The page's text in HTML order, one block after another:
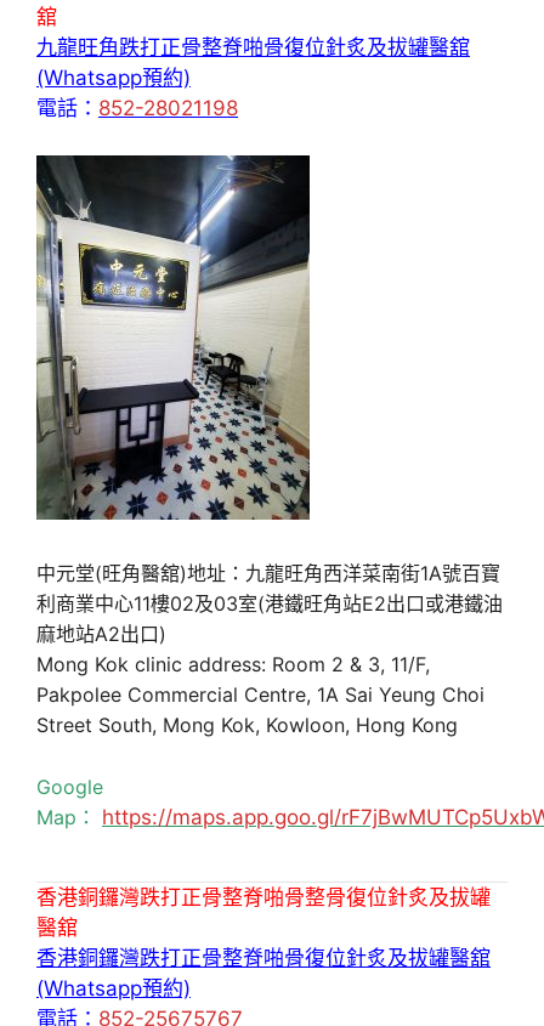
舘
九龍旺角跌打正骨整脊啪骨復位針炙及拔罐醫舘
(Whatsapp預約)
電話： 852-28021198
中元堂(旺角醫舘)地址：九龍旺角西洋菜南街1A號百寶
利商業中心11樓02及03室(港鐵旺角站E2出口或港鐵油
麻地站A2出口)
Mong Kok clinic address: Room 2 & 3, 11/F,
Pakpolee Commercial Centre, 1A Sai Yeung Choi
Street South, Mong Kok, Kowloon, Hong Kong
Google
Map： https://maps.app.goo.gl/
香港銅鑼灣跌打正骨整脊啪骨整骨復位針炙及拔罐
醫舘
香港銅鑼灣跌打正骨整脊啪骨復位針炙及拔罐醫舘
(Whatsapp預約)
電話： 852-25675767